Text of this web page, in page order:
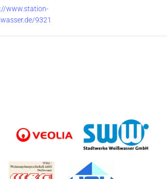
www.station-
9321